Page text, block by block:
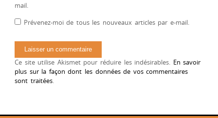
mail.
Prévenez-moi de tous les nouveaux articles par e-mail.
Ce site utilise Akismet pour réduire les indésirables. En savoir
plus sur la façon dont les données de vos commentaires
sont traitées.